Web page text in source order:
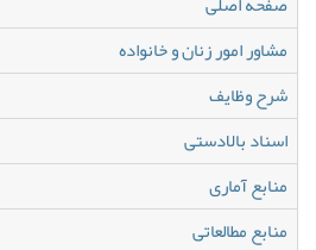
مشاور امور زنان و خانواده
شرح وظایف
اسناد بالادستی
منابع آماری
منابع مطالعاتی